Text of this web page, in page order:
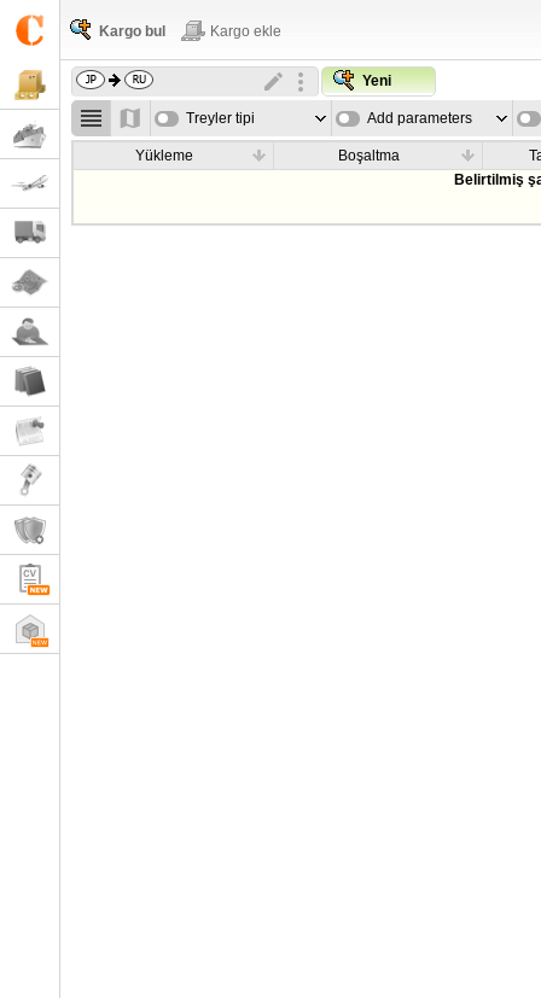
Kargo bul Kargo ekle
Yeni
Treyler tipi Add parameters
Yükleme Boşaltma
Belirtilmiş